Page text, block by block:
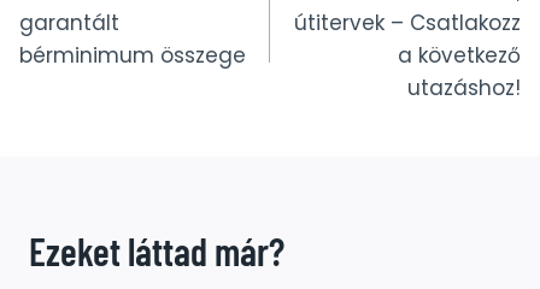
garantált
bérminimum összege
útitervek – Csatlakozz
a következő
utazáshoz!
Ezeket láttad már?